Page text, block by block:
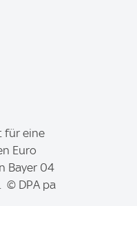
für eine
Euro
Bayer 04
© DPA pa